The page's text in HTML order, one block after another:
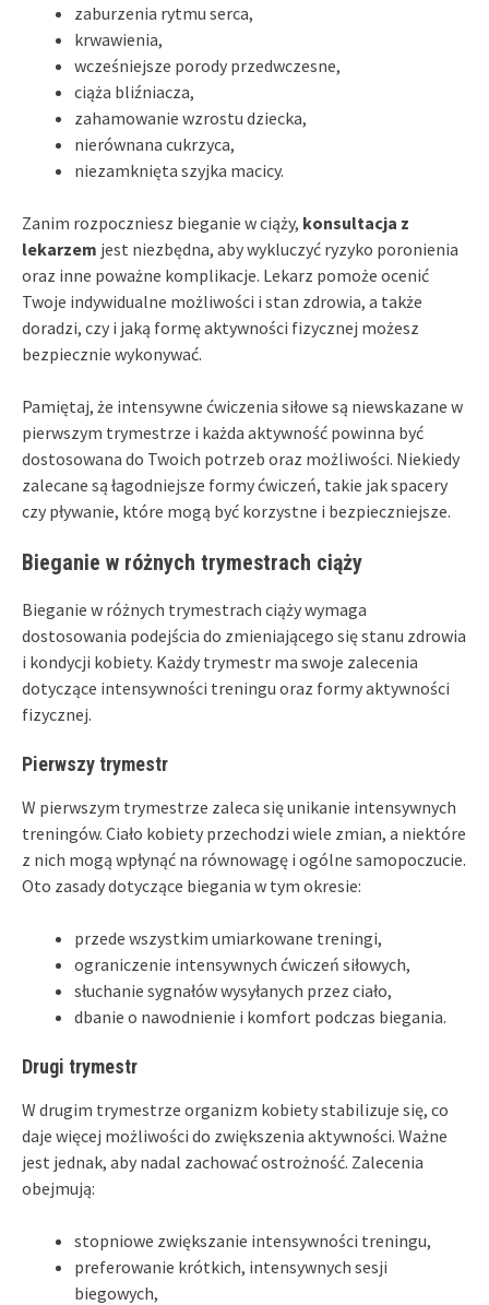
zaburzenia rytmu serca,
krwawienia,
wcześniejsze porody przedwczesne,
ciąża bliźniacza,
zahamowanie wzrostu dziecka,
nierównana cukrzyca,
niezamknięta szyjka macicy.
Zanim rozpoczniesz bieganie w ciąży, konsultacja z
lekarzem jest niezbędna, aby wykluczyć ryzyko poronienia
oraz inne poważne komplikacje. Lekarz pomoże ocenić
Twoje indywidualne możliwości i stan zdrowia, a także
doradzi, czy i jaką formę aktywności fizycznej możesz
bezpiecznie wykonywać.
Pamiętaj, że intensywne ćwiczenia siłowe są niewskazane w
pierwszym trymestrze i każda aktywność powinna być
dostosowana do Twoich potrzeb oraz możliwości. Niekiedy
zalecane są łagodniejsze formy ćwiczeń, takie jak spacery
czy pływanie, które mogą być korzystne i bezpieczniejsze.
Bieganie w różnych trymestrach ciąży
Bieganie w różnych trymestrach ciąży wymaga
dostosowania podejścia do zmieniającego się stanu zdrowia
i kondycji kobiety. Każdy trymestr ma swoje zalecenia
dotyczące intensywności treningu oraz formy aktywności
fizycznej.
Pierwszy trymestr
W pierwszym trymestrze zaleca się unikanie intensywnych
treningów. Ciało kobiety przechodzi wiele zmian, a niektóre
z nich mogą wpłynąć na równowagę i ogólne samopoczucie.
Oto zasady dotyczące biegania w tym okresie:
przede wszystkim umiarkowane treningi,
ograniczenie intensywnych ćwiczeń siłowych,
słuchanie sygnałów wysyłanych przez ciało,
dbanie o nawodnienie i komfort podczas biegania.
Drugi trymestr
W drugim trymestrze organizm kobiety stabilizuje się, co
daje więcej możliwości do zwiększenia aktywności. Ważne
jest jednak, aby nadal zachować ostrożność. Zalecenia
obejmują:
stopniowe zwiększanie intensywności treningu,
preferowanie krótkich, intensywnych sesji
biegowych,